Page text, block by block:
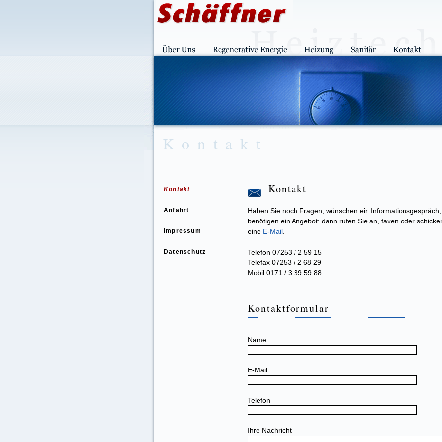
Kontakt
Kontakt
Haben Sie noch Fragen, wünschen ein Informationsgespräch,
benötigen ein Angebot: dann rufen Sie an, faxen oder
eine E-Mail
Telefon 07253 / 2 59 15
Telefax 07253 / 2 68 29
Mobil 0171 / 3 39 59 88
Kontaktformular
Name
E-Mail
Telefon
Ihre Nachricht
Kontakt
Anfahrt
Impressum
Datenschutz